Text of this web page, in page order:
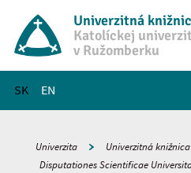
Univerzitná
Katolíckej
v Ružomberku
SK EN
Hlavné menu
Univerzita Univerzitná knižnica
Disputationes Scientificae